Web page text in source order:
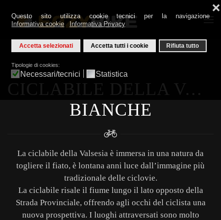
Questo sito utilizza cookie tecnici per la navigazione
Informativa cookie
Informativa Privacy
Accetta selezionati Accetta tutti i cookie Rifiuta tutto
❌
Tipologie di cookies:
Necessari/tecnici Statistica
Skip to main content
CICLABILE DELLA VALSESIA CON VISITA ALLE ACQUE
BIANCHE
La ciclabile della Valsesia è immersa in una natura da
togliere il fiato, è lontana anni luce dall’immagine più
tradizionale delle ciclovie.
La ciclabile risale il fiume lungo il lato opposto della
Strada Provinciale, offrendo agli occhi del ciclista una
nuova prospettiva. I luoghi attraversati sono molto